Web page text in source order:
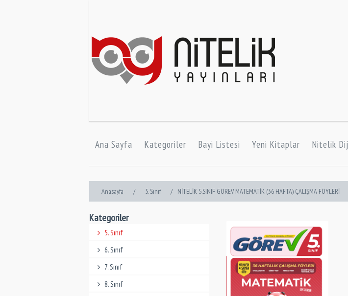
Ana Sayfa Kategoriler Bayi Listesi Yeni Kitaplar Nitelik
Anasayfa / 5. Sınıf / NİTELİK 5.SINIF GÖREV MATEMATİK (36 HAFTA) ÇALIŞMA FÖYLERİ
Kategoriler
5. Sınıf
6. Sınıf
7. Sınıf
8. Sınıf